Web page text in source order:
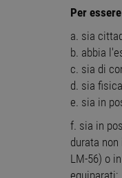
Per
a. sia
b. abbia
c. sia di
d. sia
e. sia in
f. sia in
durata
LM-56) o